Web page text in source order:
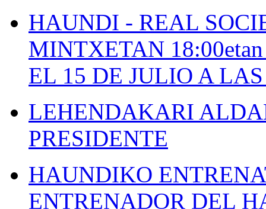
HAUNDI - REAL
MINTXETAN
EL 15 DE JULIO A
LEHENDAKARI
PRESIDENTE
HAUNDIKO
ENTRENADOR DEL